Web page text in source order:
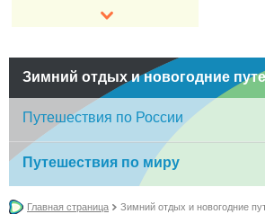
Зимний отдых и новогодние
Путешествия по России
Путешествия по миру
Главная страница
Зимний отдых и новогодние